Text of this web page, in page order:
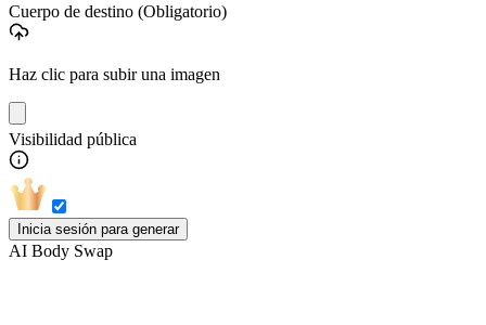
Cuerpo de destino (Obligatorio)
Haz clic para subir una imagen
Visibilidad pública
Inicia sesión para generar
AI Body Swap